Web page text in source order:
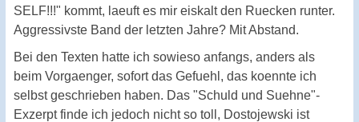
SELF!!!" kommt, laeuft es mir eiskalt den Ruecken runter.
Aggressivste Band der letzten Jahre? Mit Abstand.
Bei den Texten hatte ich sowieso anfangs, anders als
beim Vorgaenger, sofort das Gefuehl, das koennte ich
selbst geschrieben haben. Das "Schuld und Suehne"-
Exzerpt finde ich jedoch nicht so toll, Dostojewski ist